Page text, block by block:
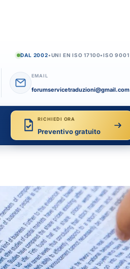
DAL 2002•UNI EN ISO 17100•ISO 9001
EMAIL
forumservicetraduzioni@gmail.com
RICHIEDI ORA
Preventivo gratuito